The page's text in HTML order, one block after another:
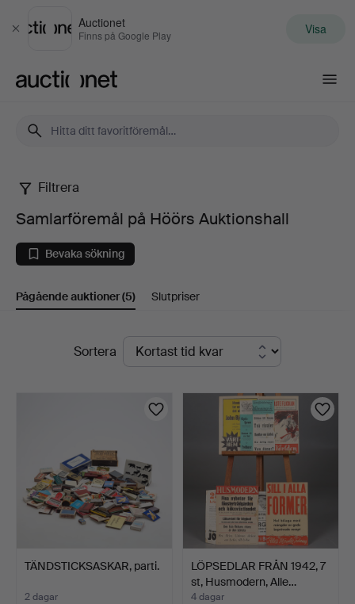
Stäng
Auctionet
Finns på Google Play Visa
Samlarföremål
på
Höörs
Auktionshall
Filtrera
Samlarföremål på Höörs Auktionshall
Bevaka sökning
Pågående auktioner(5) Slutpriser
PågåendeSortera
TÄNDSTICKSASKAR, parti.
2 dagar
LÖPSEDLAR FRÅN 1942, 7
st, Husmodern, Alle…
4 dagar